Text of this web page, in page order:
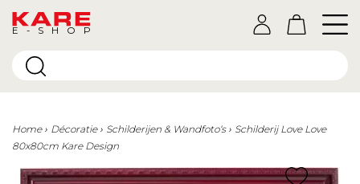
E-SHOP
Home Décoratie Schilderijen & Wandfoto‘s
Schilderij Love Love
80x80cm Kare Design